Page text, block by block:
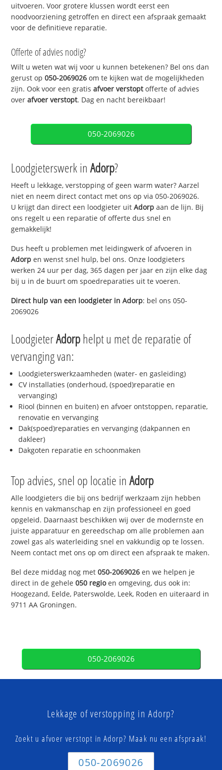
uitvoeren. Voor grotere klussen wordt eerst een
noodvoorziening getroffen en direct een afspraak gemaakt
voor de definitieve reparatie.
Offerte of advies nodig?
Wilt u weten wat wij voor u kunnen betekenen? Bel ons dan
gerust op050-2069026 om te kijken wat de mogelijkheden
zijn. Ook voor een gratisafvoer verstoptofferte of advies
overafvoer verstopt. Dag en nacht bereikbaar!
050-2069026
Loodgieterswerk inAdorp?
Heeft u lekkage, verstopping of geen warm water? Aarzel
niet en neem direct contact met ons op via 050-2069026.
U krijgt dan direct een loodgieter uitAdorp aan de lijn. Bij
ons regelt u een reparatie of offerte dus snel en
gemakkelijk!
Dus heeft u problemen met leidingwerk of afvoeren in
Adorp en wenst snel hulp, bel ons. Onze loodgieters
werken 24 uur per dag, 365 dagen per jaar en zijn elke dag
bij u in de buurt om spoedreparaties uit te voeren.
Direct hulp van een loodgieter inAdorp: bel ons 050-
2069026
LoodgieterAdorphelpt u met de reparatie of
vervanging van:
Loodgieterswerkzaamheden (water- en gasleiding)
CV installaties (onderhoud, (spoed)reparatie en
vervanging)
Riool (binnen en buiten) en afvoer ontstoppen, reparatie,
renovatie en vervanging
Dak(spoed)reparaties en vervanging (dakpannen en
dakleer)
Dakgoten reparatie en schoonmaken
Top advies, snel op locatie inAdorp
Alle loodgieters die bij ons bedrijf werkzaam zijn hebben
kennis en vakmanschap en zijn professioneel en goed
opgeleid. Daarnaast beschikken wij over de modernste en
juiste apparatuur en gereedschap om alle problemen aan
zowel gas als waterleiding snel en vakkundig op te lossen.
Neem contact met ons op om direct een afspraak te maken.
Bel deze middag nog met050-2069026 en we helpen je
direct in de gehele050 regioen omgeving, dus ook in:
Hoogezand, Eelde, Paterswolde, Leek, Roden en uiteraard in
9711 AA Groningen.
050-2069026
Lekkage of verstopping in Adorp?
Zoekt u afvoer verstopt in Adorp? Maak nu een afspraak!
050-2069026